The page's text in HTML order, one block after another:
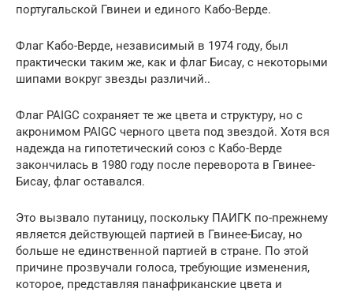
португальской Гвинеи и единого Кабо-Верде.
Флаг Кабо-Верде, независимый в 1974 году, был
практически таким же, как и флаг Бисау, с некоторыми
шипами вокруг звезды различий..
Флаг PAIGC сохраняет те же цвета и структуру, но с
акронимом PAIGC черного цвета под звездой. Хотя вся
надежда на гипотетический союз с Кабо-Верде
закончилась в 1980 году после переворота в Гвинее-
Бисау, флаг оставался.
Это вызвало путаницу, поскольку ПАИГК по-прежнему
является действующей партией в Гвинее-Бисау, но
больше не единственной партией в стране. По этой
причине прозвучали голоса, требующие изменения,
которое, представляя панафриканские цвета и